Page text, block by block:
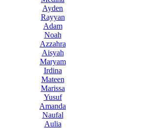
Ayden
Rayyan
Adam
Noah
Azzahra
Aisyah
Maryam
Irdina
Mateen
Marissa
Yusuf
Amanda
Naufal
Aulia